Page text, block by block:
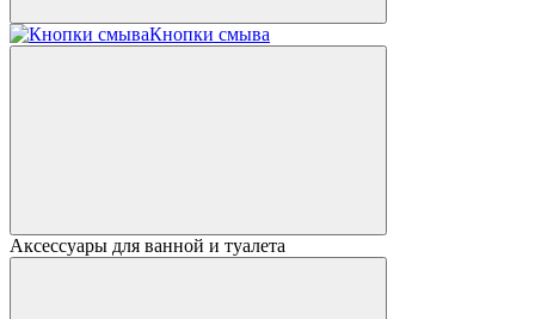
Кнопки смыва
Аксессуары для ванной и туалета